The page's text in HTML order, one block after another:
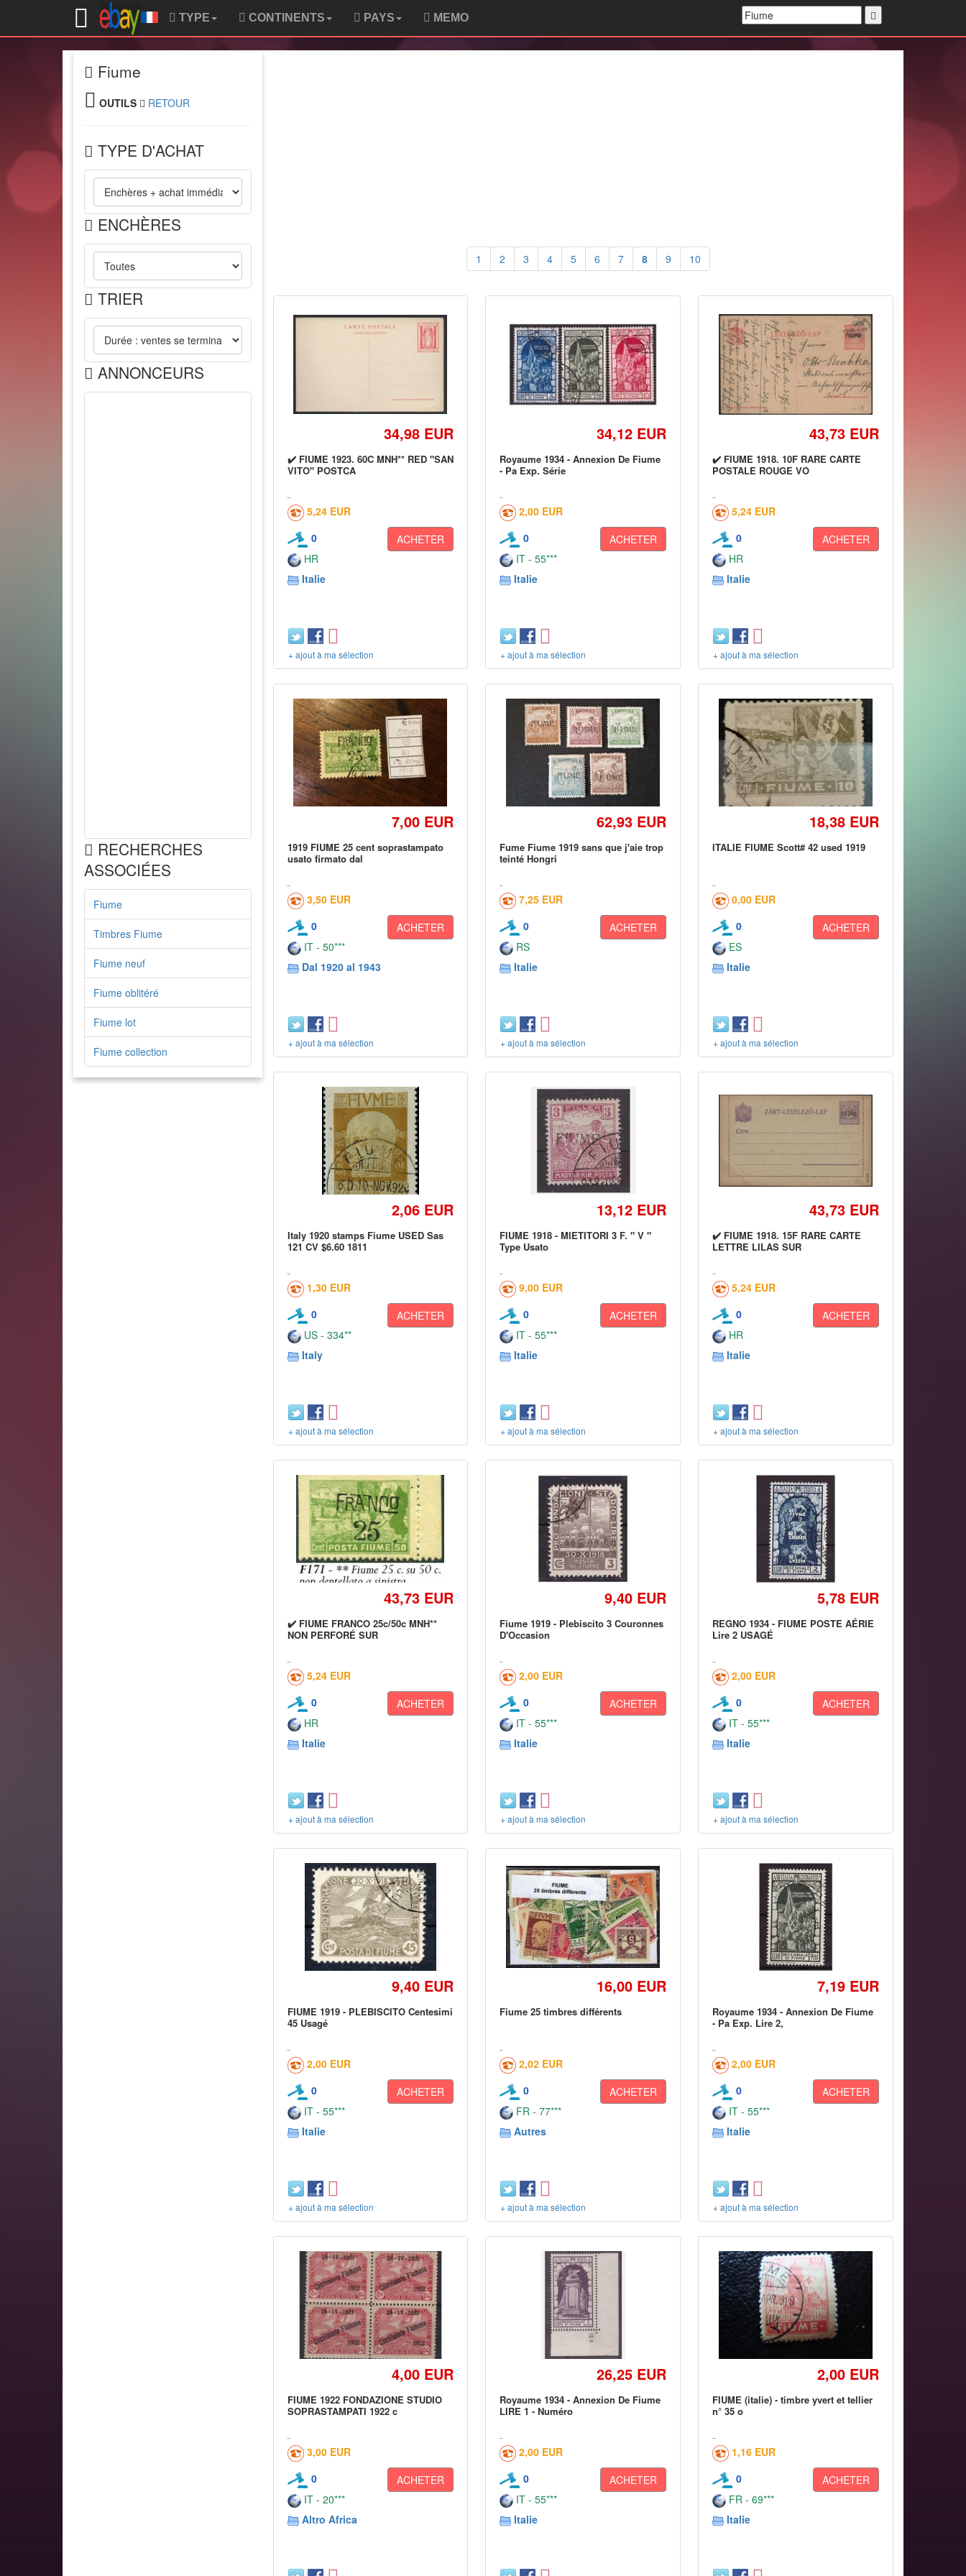
TYPE CONTINENTS PAYS MEMO
Fiume
OUTILS RETOUR
TYPE D'ACHAT
ENCHÈRES
TRIER
ANNONCEURS
RECHERCHES
ASSOCIÉES
Fiume
Timbres Fiume
Fiume neuf
Fiume oblitéré
Fiume lot
Fiume collection
1 2 3 4 5 6 7 8 9 10
34,98 EUR
✔️ FIUME 1923. 60C MNH** RED "SAN
VITO" POSTCA
5,24 EUR
0
ACHETER
HR
Italie
+ ajout à ma sélection
34,12 EUR
Royaume 1934 - Annexion De Fiume
- Pa Exp. Série
2,00 EUR
0
ACHETER
IT - 55***
Italie
+ ajout à ma sélection
43,73 EUR
✔️ FIUME 1918. 10F RARE CARTE
POSTALE ROUGE VO
5,24 EUR
0
ACHETER
HR
Italie
+ ajout à ma sélection
7,00 EUR
1919 FIUME 25 cent soprastampato
usato firmato dal
3,50 EUR
0
ACHETER
IT - 50***
Dal 1920 al 1943
+ ajout à ma sélection
62,93 EUR
Fume Fiume 1919 sans que j'aie trop
teinté Hongri
7,25 EUR
0
ACHETER
RS
Italie
+ ajout à ma sélection
18,38 EUR
ITALIE FIUME Scott# 42 used 1919
0,00 EUR
0
ACHETER
ES
Italie
+ ajout à ma sélection
2,06 EUR
Italy 1920 stamps Fiume USED Sas
121 CV $6.60 1811
1,30 EUR
0
ACHETER
US - 334**
Italy
+ ajout à ma sélection
13,12 EUR
FIUME 1918 - MIETITORI 3 F. " V "
Type Usato
9,00 EUR
0
ACHETER
IT - 55***
Italie
+ ajout à ma sélection
43,73 EUR
✔️ FIUME 1918. 15F RARE CARTE
LETTRE LILAS SUR
5,24 EUR
0
ACHETER
HR
Italie
+ ajout à ma sélection
43,73 EUR
✔️ FIUME FRANCO 25c/50c MNH**
NON PERFORÉ SUR
5,24 EUR
0
ACHETER
HR
Italie
+ ajout à ma sélection
9,40 EUR
Fiume 1919 - Plebiscito 3 Couronnes
D'Occasion
2,00 EUR
0
ACHETER
IT - 55***
Italie
+ ajout à ma sélection
5,78 EUR
REGNO 1934 - FIUME POSTE AÉRIE
Lire 2 USAGÉ
2,00 EUR
0
ACHETER
IT - 55***
Italie
+ ajout à ma sélection
9,40 EUR
FIUME 1919 - PLEBISCITO Centesimi
45 Usagé
2,00 EUR
0
ACHETER
IT - 55***
Italie
+ ajout à ma sélection
16,00 EUR
Fiume 25 timbres différents
2,02 EUR
0
ACHETER
FR - 77***
Autres
+ ajout à ma sélection
7,19 EUR
Royaume 1934 - Annexion De Fiume
- Pa Exp. Lire 2,
2,00 EUR
0
ACHETER
IT - 55***
Italie
+ ajout à ma sélection
4,00 EUR
FIUME 1922 FONDAZIONE STUDIO
SOPRASTAMPATI 1922 c
3,00 EUR
0
ACHETER
IT - 20***
Altro Africa
26,25 EUR
Royaume 1934 - Annexion De Fiume
LIRE 1 - Numéro
2,00 EUR
0
ACHETER
IT - 55***
Italie
2,00 EUR
FIUME (italie) - timbre yvert et tellier
n° 35 o
1,16 EUR
0
ACHETER
FR - 69***
Italie